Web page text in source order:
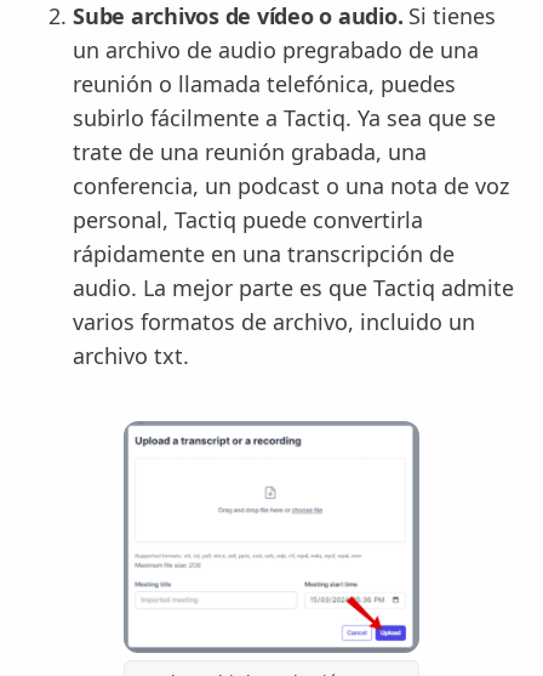
Sube archivos de vídeo o audio. Si tienes
un archivo de audio pregrabado de una
reunión o llamada telefónica, puedes
subirlo fácilmente a Tactiq. Ya sea que se
trate de una reunión grabada, una
conferencia, un podcast o una nota de voz
personal, Tactiq puede convertirla
rápidamente en una transcripción de
audio. La mejor parte es que Tactiq admite
varios formatos de archivo, incluido un
archivo txt.